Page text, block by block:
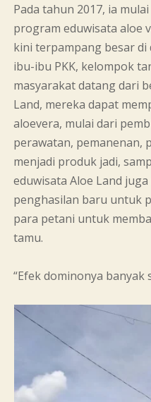
Pada tahun 2017, ia
program eduwisata aloe
kini terpampang besar di
ibu-ibu PKK, kelompok
masyarakat datang dari
Land, mereka dapat
aloevera, mulai dari
perawatan, pemanenan,
menjadi produk jadi,
eduwisata Aloe Land
penghasilan baru untuk
para petani untuk
tamu.
“Efek dominonya banyak